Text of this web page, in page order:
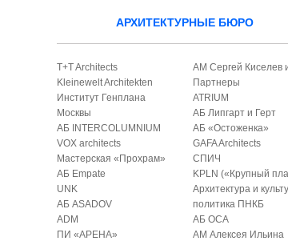
АРХИТЕКТУРНЫЕ БЮРО
T+T Architects
Kleinewelt Architekten
Институт Генплана
Москвы
АБ INTERCOLUMNIUM
VOX architects
Мастерская «Прохрам»
АБ Empate
UNK
АБ ASADOV
ADM
ПИ «АРЕНА»
АМ Сергей Киселев
Партнеры
ATRIUM
АБ Липгарт и Герт
АБ «Остоженка»
GAFA Architects
СПИЧ
KPLN («Крупный
Архитектура и
политика ПНКБ
АБ ОСА
АМ Алексея Ильина